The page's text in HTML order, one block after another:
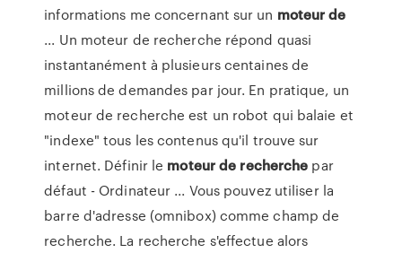
informations me concernant sur un moteur de
... Un moteur de recherche répond quasi
instantanément à plusieurs centaines de
millions de demandes par jour. En pratique, un
moteur de recherche est un robot qui balaie et
"indexe" tous les contenus qu'il trouve sur
internet. Définir le moteurde recherche par
défaut - Ordinateur ... Vous pouvez utiliser la
barre d'adresse (omnibox) comme champ de
recherche. La recherche s'effectue alors